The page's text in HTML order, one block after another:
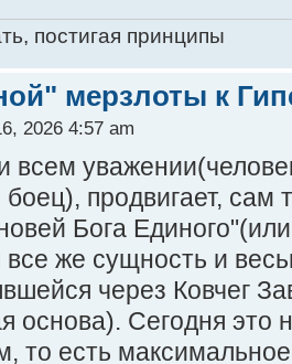
постигая принципы
мерзлоты к
2026 4:57 am
всем
продвигает, сам
Бога Единого"(или
все же сущность и
через Ковчег
основа). Сегодня это
то есть